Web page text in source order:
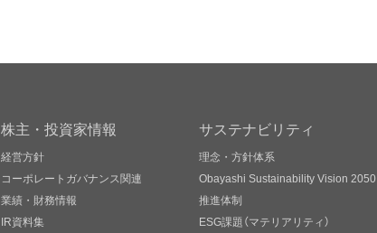
株主・投資家情報
経営方針
コーポレートガバナンス関連
業績・財務情報
IR資料集
サステナビリティ
理念・方針体系
Obayashi Sustainability Vision 2050
推進体制
ESG課題（マテリアリティ）